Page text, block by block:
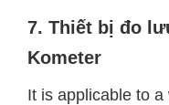
7. Thiết bị đo
Kometer
It is applicable to